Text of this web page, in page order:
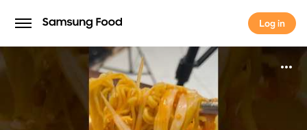
Log in
Log in